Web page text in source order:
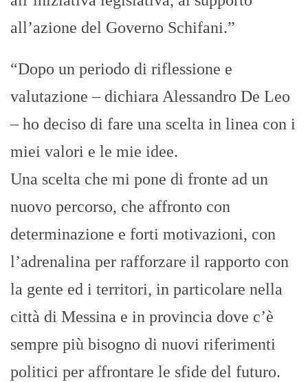
all’azione del Governo Schifani.”
“Dopo un periodo di riflessione e
valutazione – dichiara Alessandro De Leo
– ho deciso di fare una scelta in linea con i
miei valori e le mie idee.
Una scelta che mi pone di fronte ad un
nuovo percorso, che affronto con
determinazione e forti motivazioni, con
l’adrenalina per rafforzare il rapporto con
la gente ed i territori, in particolare nella
città di Messina e in provincia dove c’è
sempre più bisogno di nuovi riferimenti
politici per affrontare le sfide del futuro.